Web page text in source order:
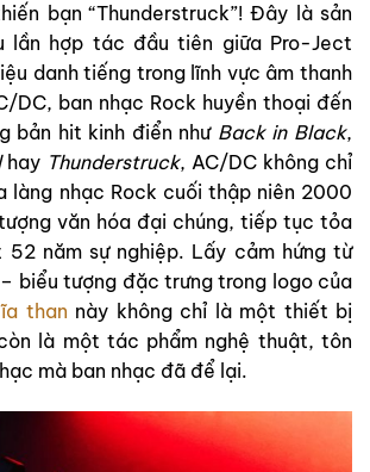
bạn “Thunderstruck”! Đây là sản
lần hợp tác đầu tiên giữa Pro-Ject
danh tiếng trong lĩnh vực âm thanh
DC, ban nhạc Rock huyền thoại đến
bản hit kinh điển như Back in Black,
hay Thunderstruck, AC/DC không chỉ
làng nhạc Rock cuối thập niên 2000
văn hóa đại chúng, tiếp tục tỏa
52 năm sự nghiệp. Lấy cảm hứng từ
biểu tượng đặc trưng trong logo của
than này không chỉ là một thiết bị
là một tác phẩm nghệ thuật, tôn
mà ban nhạc đã để lại.